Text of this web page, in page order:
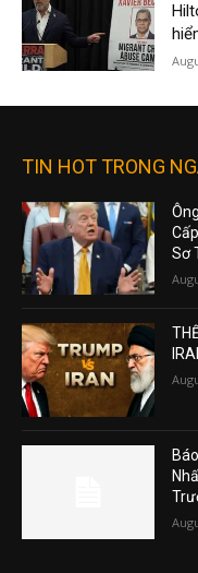
TIN HOT TRONG
Sơ